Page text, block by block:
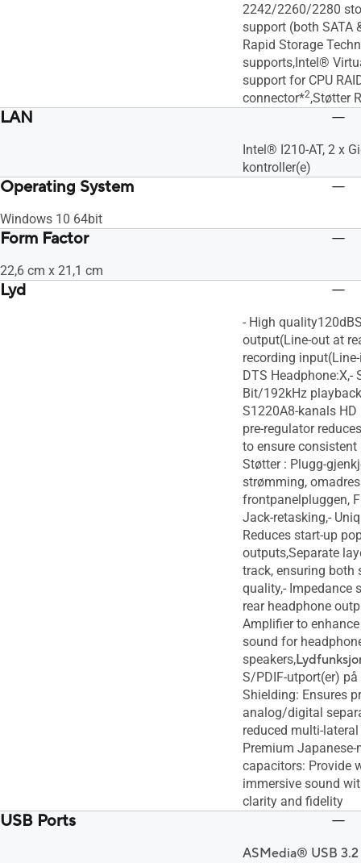
2242/2260/2280
support (both SATA
Rapid Storage
supports,Intel®
support for CPU
connector*2,Støtter
LAN
Intel® I210-AT, 2 x
kontroller(e)
Operating System
Windows 10 64bit
Form Factor
22,6 cm x 21,1 cm
Lyd
- High
output(Line-out at
recording
DTS Headphone:X,-
Bit/192kHz
S1220A8-kanals HD
pre-regulator
to ensure consistent
Støtter : Plugg-
strømming,
frontpanelpluggen,
Jack-retasking,-
Reduces start-up
outputs,Separate
track, ensuring both
quality,- Impedance
rear headphone
Amplifier to
sound for
speakers,
S/PDIF-utport(er)
Shielding: Ensures
analog/digital
reduced multi-
Premium
capacitors: Provide
immersive sound
clarity and fidelity
USB Ports
ASMedia® USB